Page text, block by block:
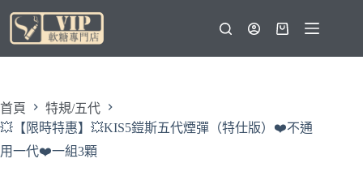
跳
容
購
物
首頁
特規/五代
💥【限時特惠】💥KIS5鎧斯五代煙彈（特仕版）❤️‍不通
用一代❤️‍一組3顆